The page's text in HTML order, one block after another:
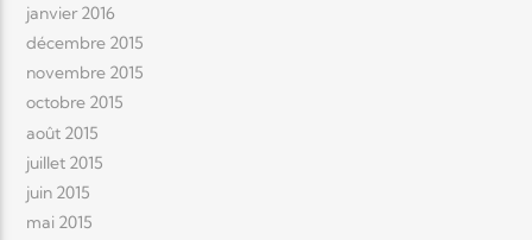
janvier 2016
décembre 2015
novembre 2015
octobre 2015
août 2015
juillet 2015
juin 2015
mai 2015